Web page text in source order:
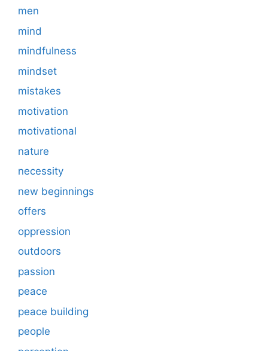
men
mind
mindfulness
mindset
mistakes
motivation
motivational
nature
necessity
new beginnings
offers
oppression
outdoors
passion
peace
peace building
people